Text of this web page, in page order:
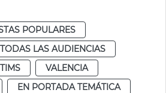
POPULARES
TODAS LAS AUDIENCIAS
VALENCIA
EN PORTADA TEMÁTICA